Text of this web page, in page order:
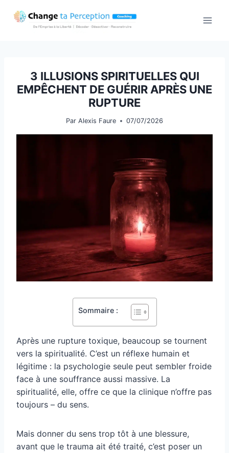
3 ILLUSIONS SPIRITUELLES QUI
EMPÊCHENT DE GUÉRIR APRÈS UNE
RUPTURE
Par Alexis Faure 07/07/2026
Sommaire :
Après une rupture toxique, beaucoup se tournent
vers la spiritualité. C’est un réflexe humain et
légitime : la psychologie seule peut sembler froide
face à une souffrance aussi massive. La
spiritualité, elle, offre ce que la clinique n’offre pas
toujours – du sens.
Mais donner du sens trop tôt à une blessure,
avant que le trauma ait été traité, c’est poser un